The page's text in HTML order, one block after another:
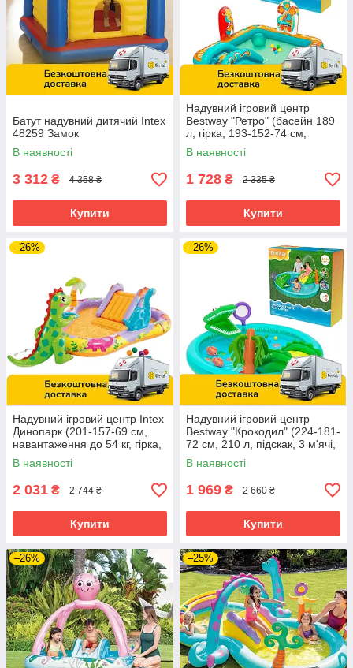
Батут надувний дитячий Intex
48259 Замок
В наявності
3 312 ₴ 4 358 ₴
Купити
Надувний ігровий центр
Bestway "Ретро" (басейн 189
л, гірка, 193-152-74 см,
пляжний м'яч, м'ячі ігрові 5
шт.)53164
В наявності
1 728 ₴ 2 335 ₴
Купити
–26%
Надувний ігровий центр Intex
Динопарк (201-157-69 см,
навантаження до 54 кг, гірка,
басейн 159 л) 56139
В наявності
2 031 ₴ 2 744 ₴
Купити
–26%
Надувний ігровий центр
Bestway "Крокодил" (224-181-
72 см, 210 л, підскак, 3 м'ячі,
ремкомплект, 2 іграшки)
53166
В наявності
1 969 ₴ 2 660 ₴
Купити
–26% –25%